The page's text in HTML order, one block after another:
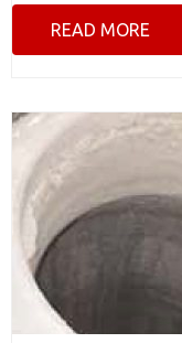
READ MORE